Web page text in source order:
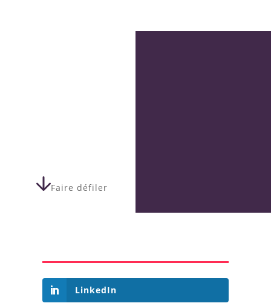
Faire défiler
LinkedIn